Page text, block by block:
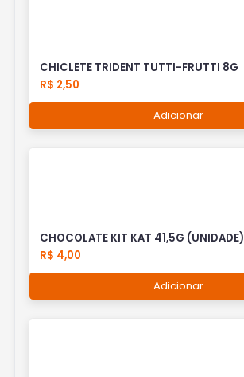
CHICLETE TRIDENT TUTTI-FRUTTI 8G
R$ 2,50
Adicionar
CHOCOLATE KIT KAT 41,5G (UNIDADE)
R$ 4,00
Adicionar